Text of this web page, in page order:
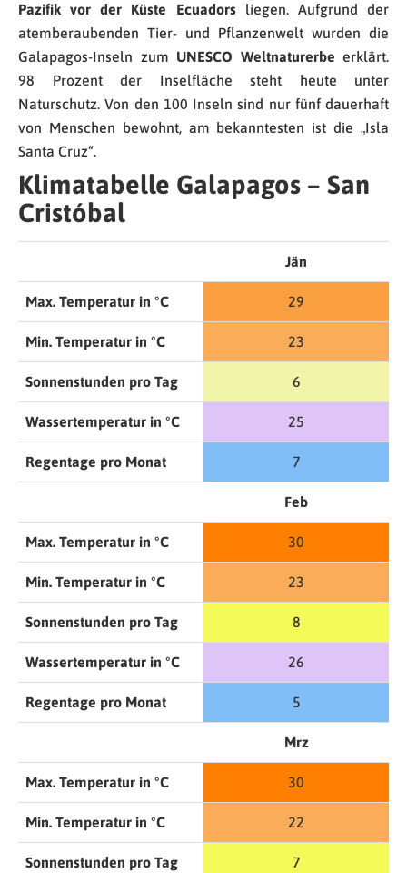
Pazifik vor der Küste Ecuadorsliegen. Aufgrund der
atemberaubenden Tier- und Pflanzenwelt wurden die
Galapagos-Inseln zum UNESCO Weltnaturerbe erklärt.
98 Prozent der Inselfläche steht heute unter
Naturschutz. Von den 100 Inseln sind nur fünf dauerhaft
von Menschen bewohnt, am bekanntesten ist die „Isla
Santa Cruz“.
Klimatabelle Galapagos – San
Cristóbal
Jän
Max. Temperatur in °C 29
Min. Temperatur in °C 23
Sonnenstunden pro Tag 6
Wassertemperatur in °C 25
Regentage pro Monat 7
Feb
Max. Temperatur in °C 30
Min. Temperatur in °C 23
Sonnenstunden pro Tag 8
Wassertemperatur in °C 26
Regentage pro Monat 5
Mrz
Max. Temperatur in °C 30
Min. Temperatur in °C 22
Sonnenstunden pro Tag 7